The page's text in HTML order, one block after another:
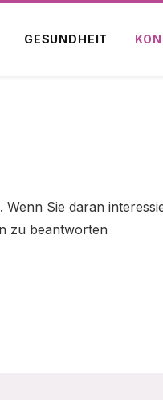
GESUNDHEIT
Sie daran
zu beantworten